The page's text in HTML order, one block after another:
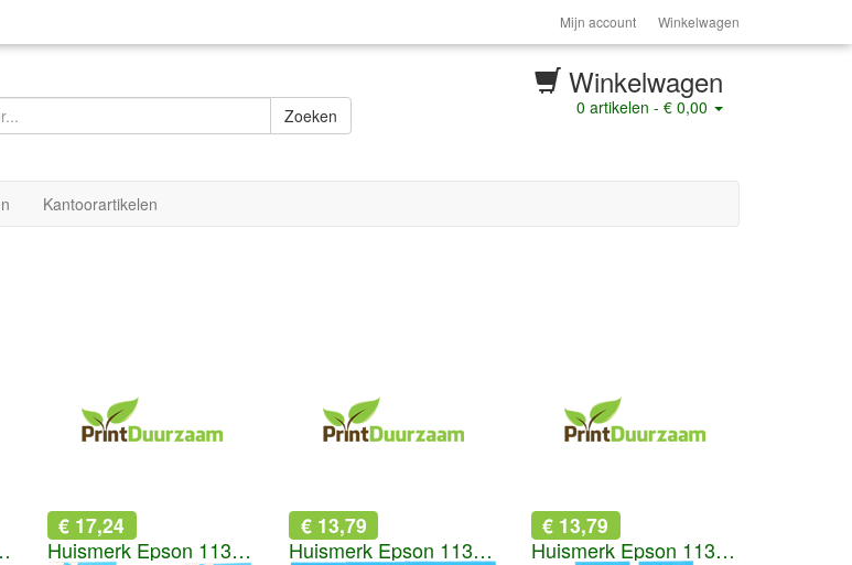
Mijn account Winkelwagen
Zoeken
Winkelwagen
0 artikelen - € 0,00
Kantoorartikelen
en kleur
€ 17,24
Huismerk Epson 113 Ecotank inktfles zwart
€ 13,79
Huismerk Epson 113 Ecotank inktfles cyaan
€ 13,79
Huismerk Epson 113 Ecotank inktfles magenta